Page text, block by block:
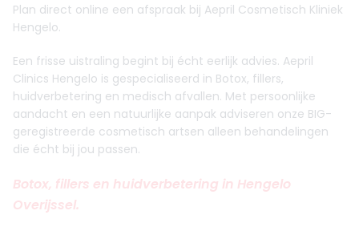
Plan direct online een afspraak bij Aepril Cosmetisch Kliniek
Hengelo.
Een frisse uistraling begint bij écht eerlijk advies. Aepril
Clinics Hengelo is gespecialiseerd in Botox, fillers,
huidverbetering en medisch afvallen. Met persoonlijke
aandacht en een natuurlijke aanpak adviseren onze BIG-
geregistreerde cosmetisch artsen alleen behandelingen
die écht bij jou passen.
Botox, fillers en huidverbetering in Hengelo
Overijssel.